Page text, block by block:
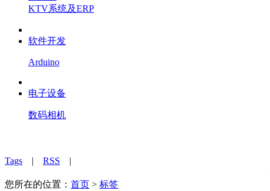
KTV系统及ERP
软件开发
Arduino
电子设备
数码相机
Tags | RSS |
您所在的位置： 首页 > 标签